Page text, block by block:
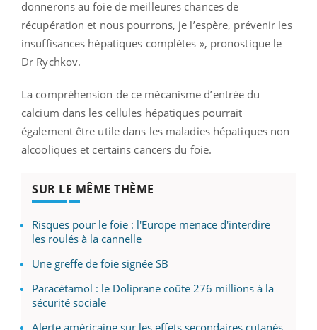
donnerons au foie de meilleures chances de
récupération et nous pourrons, je l’espère, prévenir les
insuffisances hépatiques complètes », pronostique le
Dr Rychkov.
La compréhension de ce mécanisme d’entrée du
calcium dans les cellules hépatiques pourrait
également être utile dans les maladies hépatiques non
alcooliques et certains cancers du foie.
SUR LE MÊME THÈME
Risques pour le foie : l'Europe menace d'interdire
les roulés à la cannelle
Une greffe de foie signée SB
Paracétamol : le Doliprane coûte 276 millions à la
sécurité sociale
Alerte américaine sur les effets secondaires cutanés